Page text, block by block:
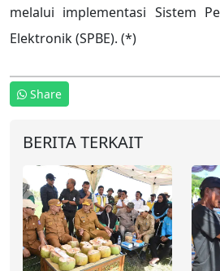
melalui implementasi Sistem
Elektronik (SPBE). (*)
Share
BERITA TERKAIT